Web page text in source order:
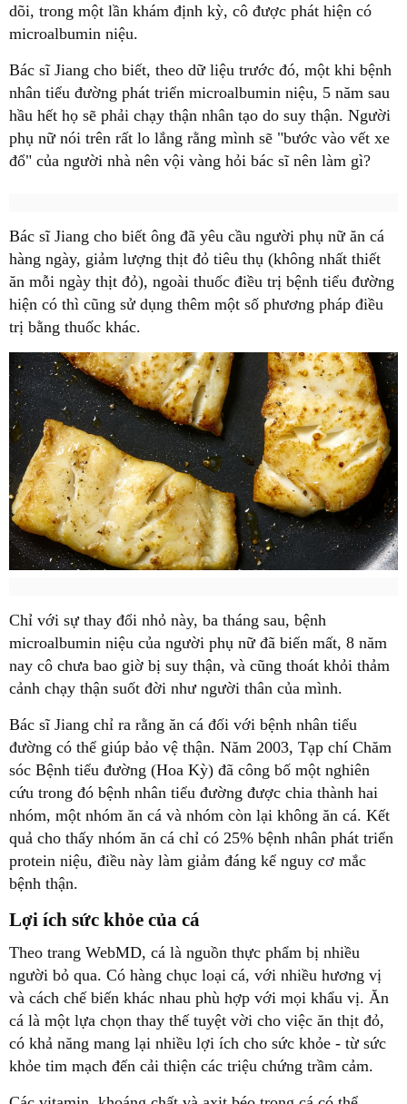
dõi, trong một lần khám định kỳ, cô được phát hiện có
microalbumin niệu.
Bác sĩ Jiang cho biết, theo dữ liệu trước đó, một khi bệnh
nhân tiểu đường phát triển microalbumin niệu, 5 năm sau
hầu hết họ sẽ phải chạy thận nhân tạo do suy thận. Người
phụ nữ nói trên rất lo lắng rằng mình sẽ "bước vào vết xe
đổ" của người nhà nên vội vàng hỏi bác sĩ nên làm gì?
Bác sĩ Jiang cho biết ông đã yêu cầu người phụ nữ ăn cá
hàng ngày, giảm lượng thịt đỏ tiêu thụ (không nhất thiết
ăn mỗi ngày thịt đỏ), ngoài thuốc điều trị bệnh tiểu đường
hiện có thì cũng sử dụng thêm một số phương pháp điều
trị bằng thuốc khác.
Chỉ với sự thay đổi nhỏ này, ba tháng sau, bệnh
microalbumin niệu của người phụ nữ đã biến mất, 8 năm
nay cô chưa bao giờ bị suy thận, và cũng thoát khỏi thảm
cảnh chạy thận suốt đời như người thân của mình.
Bác sĩ Jiang chỉ ra rằng ăn cá đối với bệnh nhân tiểu
đường có thể giúp bảo vệ thận. Năm 2003, Tạp chí Chăm
sóc Bệnh tiểu đường (Hoa Kỳ) đã công bố một nghiên
cứu trong đó bệnh nhân tiểu đường được chia thành hai
nhóm, một nhóm ăn cá và nhóm còn lại không ăn cá. Kết
quả cho thấy nhóm ăn cá chỉ có 25% bệnh nhân phát triển
protein niệu, điều này làm giảm đáng kể nguy cơ mắc
bệnh thận.
Lợi ích sức khỏe của cá
Theo trang WebMD, cá là nguồn thực phẩm bị nhiều
người bỏ qua. Có hàng chục loại cá, với nhiều hương vị
và cách chế biến khác nhau phù hợp với mọi khẩu vị. Ăn
cá là một lựa chọn thay thế tuyệt vời cho việc ăn thịt đỏ,
có khả năng mang lại nhiều lợi ích cho sức khỏe - từ sức
khỏe tim mạch đến cải thiện các triệu chứng trầm cảm.